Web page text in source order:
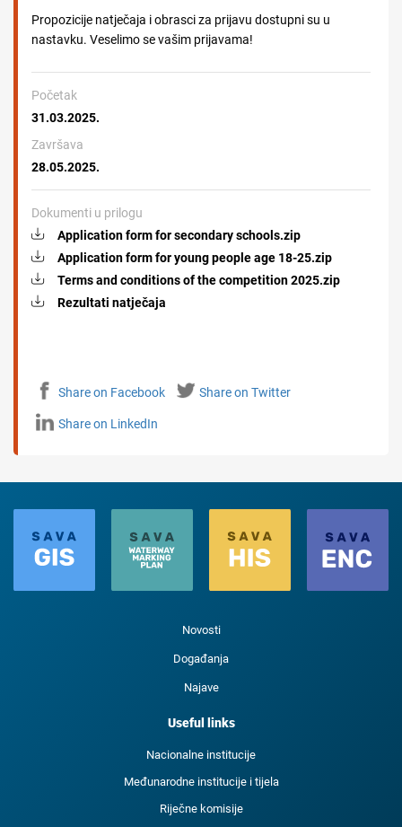
Propozicije natječaja i obrasci za prijavu dostupni su u
nastavku. Veselimo se vašim prijavama!
Početak
31.03.2025.
Završava
28.05.2025.
Dokumenti u prilogu
Application form for secondary schools.zip
Application form for young people age 18-25.zip
Terms and conditions of the competition 2025.zip
Rezultati natječaja
Share on Facebook Share on Twitter
Share on LinkedIn
Novosti
Događanja
Najave
Useful links
Nacionalne institucije
Međunarodne institucije i tijela
Riječne komisije